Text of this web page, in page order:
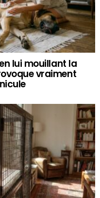
lui mouillant la
vraiment